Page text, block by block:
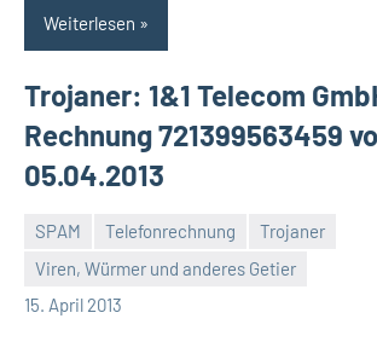
Weiterlesen
Trojaner: 1&1 Telecom
Rechnung 721399563459
05.04.2013
SPAM Telefonrechnung
Trojaner
Viren, Würmer und anderes Getier
15. April 2013
Thomas